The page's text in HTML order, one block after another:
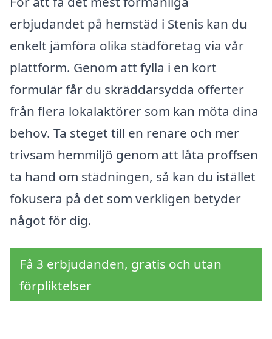
erbjudandet på hemstäd i Stenis kan du
enkelt jämföra olika städföretag via vår
plattform. Genom att fylla i en kort
formulär får du skräddarsydda offerter
från flera lokalaktörer som kan möta dina
behov. Ta steget till en renare och mer
trivsam hemmiljö genom att låta proffsen
ta hand om städningen, så kan du istället
fokusera på det som verkligen betyder
något för dig.
Få 3 erbjudanden, gratis och utan
förpliktelser